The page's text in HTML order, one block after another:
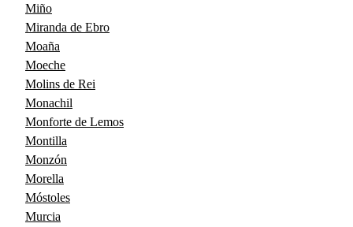
Miño
Miranda de Ebro
Moaña
Moeche
Molins de Rei
Monachil
Monforte de Lemos
Montilla
Monzón
Morella
Móstoles
Murcia